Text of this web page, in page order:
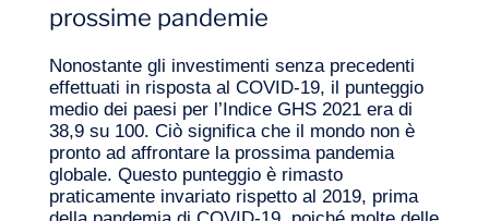
prossime pandemie
Nonostante gli investimenti senza precedenti
effettuati in risposta al COVID‑19, il punteggio
medio dei paesi per l’Indice GHS 2021 era di
38,9 su 100. Ciò significa che il mondo non è
pronto ad affrontare la prossima pandemia
globale. Questo punteggio è rimasto
praticamente invariato rispetto al 2019, prima